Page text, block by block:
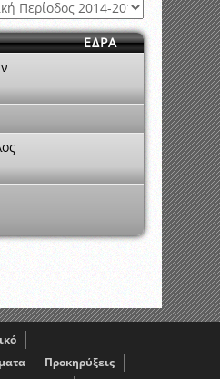
ΕΔΡΑ
Προκηρύξεις